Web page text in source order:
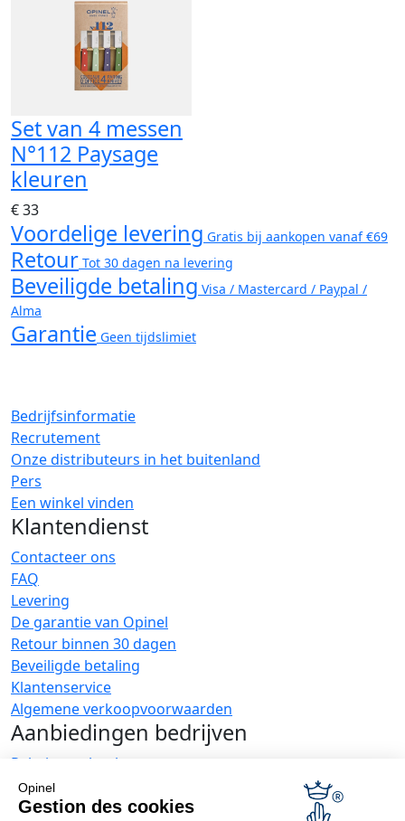
Opinel
Gestion des cookies
Set van 4 messen
N°112 Paysage
kleuren
€ 33
Voordelige levering Gratis bij aankopen vanaf €69
Retour Tot 30 dagen na levering
Beveiligde betaling Visa / Mastercard / Paypal /
Alma
Garantie Geen tijdslimiet
Bedrijfsinformatie
Recrutement
Onze distributeurs in het buitenland
Pers
Een winkel vinden
Klantendienst
Contacteer ons
FAQ
Levering
De garantie van Opinel
Retour binnen 30 dagen
Beveiligde betaling
Klantenservice
Algemene verkoopvoorwaarden
Aanbiedingen bedrijven
Relatiegeschenken
Restauranthouders
Opinel Nieuws